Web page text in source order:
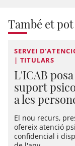
També et
SERVEI
| TITULARS
L'ICAB
suport
a les
El nou recurs,
ofereix atenció
confidencial i